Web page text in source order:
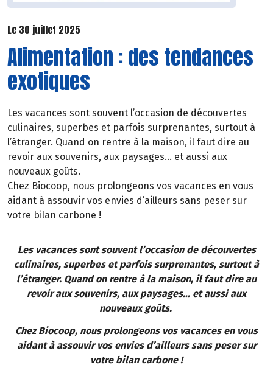
Le 30 juillet 2025
Alimentation : des tendances
exotiques
Les vacances sont souvent l’occasion de découvertes
culinaires, superbes et parfois surprenantes, surtout à
l’étranger. Quand on rentre à la maison, il faut dire au
revoir aux souvenirs, aux paysages… et aussi aux
nouveaux goûts.
Chez Biocoop, nous prolongeons vos vacances en vous
aidant à assouvir vos envies d’ailleurs sans peser sur
votre bilan carbone !
Les vacances sont souvent l’occasion de découvertes
culinaires, superbes et parfois surprenantes, surtout à
l’étranger. Quand on rentre à la maison, il faut dire au
revoir aux souvenirs, aux paysages… et aussi aux
nouveaux goûts.
Chez Biocoop, nous prolongeons vos vacances en vous
aidant à assouvir vos envies d’ailleurs sans peser sur
votre bilan carbone !